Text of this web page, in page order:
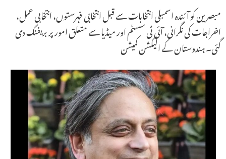
مبصرین کو آئندہ اسمبلی انتخابات سے قبل انتخابی فہرستوں، انتخابی عمل،
اخراجات کی نگرانی، آئی ٹی سسٹم اور میڈیا سے متعلق امور پر بریفنگ دی
گئی۔ ہندوستان کے الیکشن کمیشن